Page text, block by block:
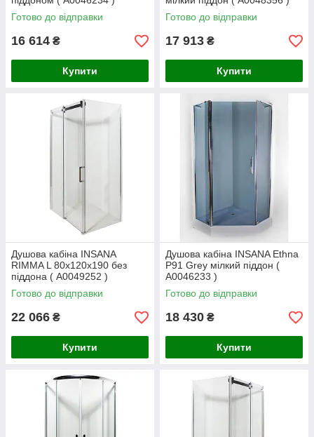
Готово до відправки
16 614 ₴
Купити
Готово до відправки
17 913 ₴
Купити
Душова кабіна INSANA
RIMMA L 80x120x190 без
піддона ( А0049252 )
Готово до відправки
22 066 ₴
Купити
Душова кабіна INSANA Ethna
P91 Grey мілкий піддон (
А0046233 )
Готово до відправки
18 430 ₴
Купити